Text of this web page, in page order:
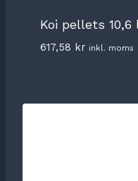
Koi pellets 10,6
617,58 kr inkl. moms